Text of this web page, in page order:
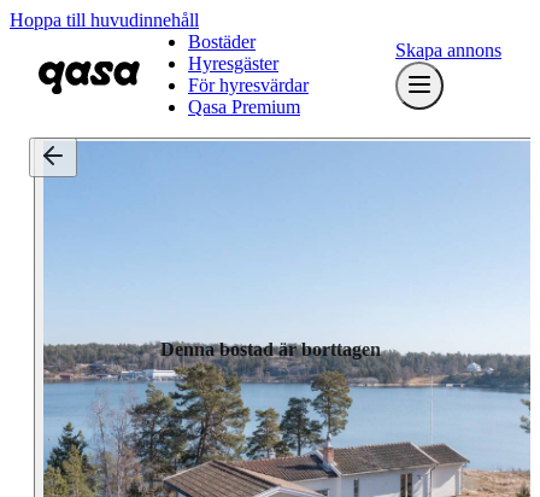
Hoppa till huvudinnehåll
Bostäder
Hyresgäster
För hyresvärdar
Qasa Premium
Skapa annons
Denna bostad är borttagen